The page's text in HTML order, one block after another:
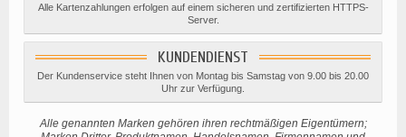
Alle Kartenzahlungen erfolgen auf einem sicheren und zertifizierten HTTPS-
Server.
KUNDENDIENST
Der Kundenservice steht Ihnen von Montag bis Samstag von 9.00 bis 20.00
Uhr zur Verfügung.
Alle genannten Marken gehören ihren rechtmäßigen Eigentümern;